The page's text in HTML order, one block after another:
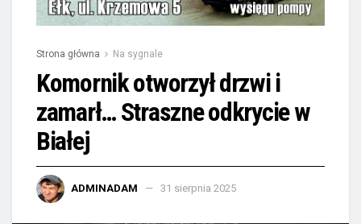
Strona główna Na sygnale
Komornik otworzył drzwi i
zamarł… Straszne odkrycie w
Białej
ADMINADAM 31 sierpnia 2025